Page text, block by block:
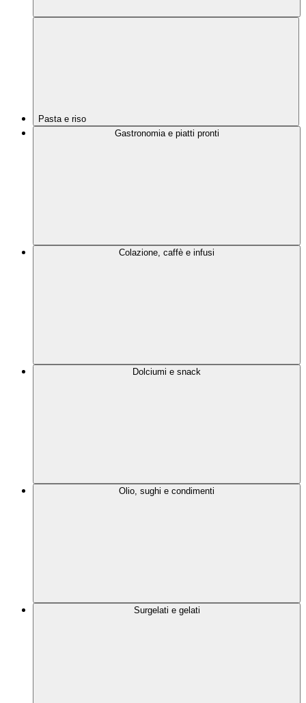
Pasta e riso
Gastronomia e piatti pronti
Colazione, caffè e infusi
Dolciumi e snack
Olio, sughi e condimenti
Surgelati e gelati